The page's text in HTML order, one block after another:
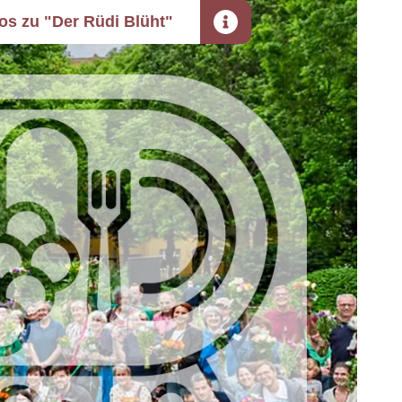
zu "Der Rüdi Blüht"